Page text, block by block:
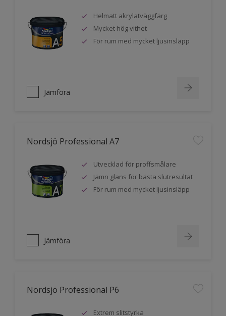
Helmatt akrylatväggfärg
Mycket hög vithet
För rum med mycket ljusinsläpp
Jämföra
Nordsjö Professional A7
Utvecklad för proffsmålare
Jämn glans för bästa slutresultat
För rum med mycket ljusinsläpp
Jämföra
Nordsjö Professional P6
Extrem slitstyrka